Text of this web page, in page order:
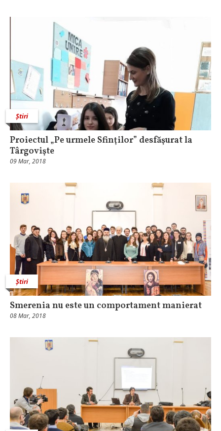
Știri
Proiectul „Pe urmele Sfinţilor” desfăşurat la
Târgovişte
09 Mar, 2018
Știri
Smerenia nu este un comportament manierat
08 Mar, 2018